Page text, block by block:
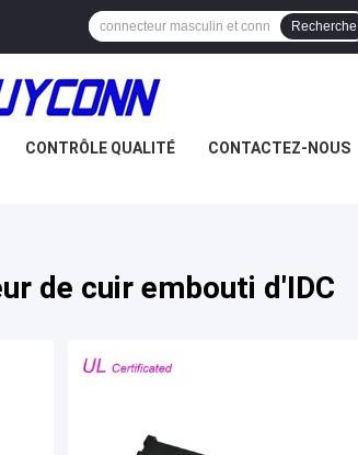
Recherche
CONTRÔLE QUALITÉ CONTACTEZ-NOUS
de cuir embouti d'IDC